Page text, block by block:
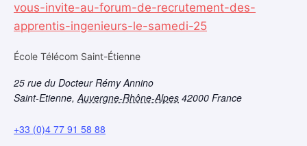
vous-invite-au-forum-de-recrutement-des-
apprentis-ingenieurs-le-samedi-25
École Télécom Saint-Étienne
25 rue du Docteur Rémy Annino
Saint-Etienne, Auvergne-Rhône-Alpes 42000 France
+33 (0)4 77 91 58 88